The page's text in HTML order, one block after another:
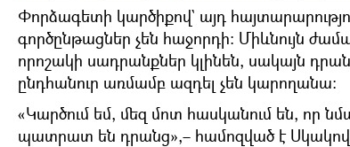
Փորձագետի կարծիքով` այդ
գործընթացներ չեն հաջորդի։ Միևնույն
որոշակի սադրանքներ կլինեն, սակայն
ընդհանուր առմամբ ազդել չեն կարողանա։
«Կարծում եմ, մեզ մոտ հասկանում են, որ
պատրատ են դրանց»,– համոզված է